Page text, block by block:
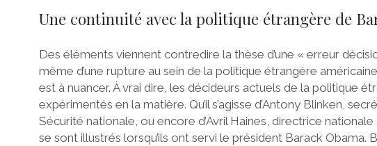
Une continuité avec la politique étrangère de
Des éléments viennent contredire la thèse d’une « erreur
même d’une rupture au sein de la politique étrangère
est à nuancer. À vrai dire, les décideurs actuels de la politique
expérimentés en la matière. Qu’il s’agisse d’Antony Blinken,
Sécurité nationale, ou encore d’Avril Haines, directrice
se sont illustrés lorsqu’ils ont servi le président Barack Obama.